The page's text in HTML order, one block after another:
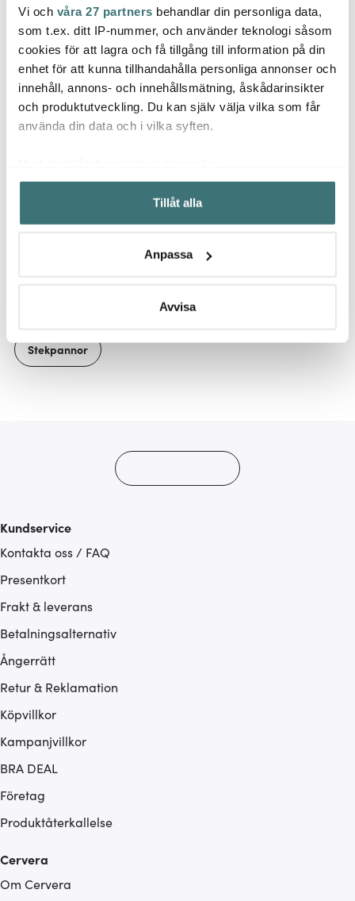
Vi och våra 27 partners behandlar din personliga data,
som t.ex. ditt IP-nummer, och använder teknologi såsom
cookies för att lagra och få tillgång till information på din
enhet för att kunna tillhandahålla personliga annonser och
innehåll, annons- och innehållsmätning, åskådarinsikter
och produktutveckling. Du kan själv välja vilka som får
använda din data och i vilka syften.
Samla in information om din geografiska plats som
kan ha en noggrannhet på upp till flera meter
Identifiera din enhet genom att aktivt skanna den för
Ta reda på mer om hur dina personliga uppgifter
Du kan ändra eller dra tillbaka ditt samtycke när som
Vi använder cookies för att innehållet och annonserna
Tillåt alla
Anpassa
Avvisa
Samuel Groves
Classic Stainless kastrull
med lock 2 L
1899 kr
Få i lager
Samuel Groves
Copper Induction
kastrull med lock 1,5 L
2849 kr
I lager
1399
Låt dig inspireras av våra kunder
Stekpannor
Kundservice
Kontakta oss / FAQ
Presentkort
Frakt & leverans
Betalningsalternativ
Ångerrätt
Retur & Reklamation
Köpvillkor
Kampanjvillkor
BRA DEAL
Företag
Produktåterkallelse
Cervera
Om Cervera